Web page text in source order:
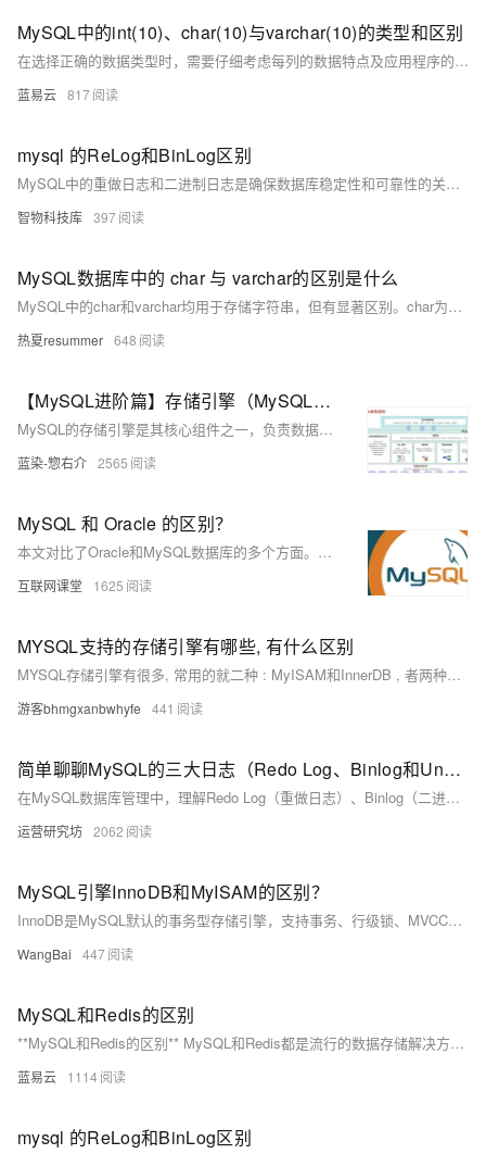
MySQL中的int(10)、char(10)与varchar(10)的类型和区别
在选择正确的数据类型时，需要仔细考虑每列的数据特点及应用程序的使用情况。合理的数据类型选择可以优化存储空间的使用，提高查询速度和数据库的整体性能。
蓝易云 817
mysql 的ReLog和BinLog区别
MySQL中的重做日志和二进制日志是确保数据库稳定性和可靠性的关键组件。重做日志主要用于事务的持久性和原子性，通过记录数据页的物理修改信息来恢复未提交的事务；而二进制日志记录SQL语句的逻辑变化，支持数据复制、恢复和审计。两者在写入时机、存储方式及配置参数等方面存在显著差异。
智物科技库 397
MySQL数据库中的 char 与 varchar的区别是什么
MySQL中的char和varchar均用于存储字符串，但有显著区别。char为定长类型，固定长度，存储空间始终为设定值，适合长度固定的数据如手机号。varchar为变长类型，仅占用实际数据所需空间，适合长度不固定的内容如用户名。二者在性能与空间利用上各有优劣，应根据实际场景合理选择。
热夏resummer 648
【MySQL进阶篇】存储引擎（MySQL体系结构、InnoDB、MyISAM、Memory区别及特点、存储引擎的选择方案）
MySQL的存储引擎是其核心组件之一，负责数据的存储、索引和检索。不同的存储引擎具有不同的功能和特性，可以根据业务需求 选择合适的引擎。本文详细介绍了MySQL体系结构、InnoDB、MyISAM、Memory区别及特点、存储引擎的选择方案。
蓝染-惣右介 2565
MySQL 和 Oracle 的区别？
本文对比了Oracle和MySQL数据库的多个方面。Oracle适用于大型数据库，支持高并发和大访问量，市场占有率为40%，安装占用空间较大，约3G；而MySQL适合中小型应用，是开源免费的，安装仅需152M。两者在主键生成、字符串处理、SQL语句、事务处理等方面存在差异。Oracle功能更为强大，尤其在企业级应用中表现突出，而MySQL则以简单易用见长。
互联网课堂 1625
MYSQL支持的存储引擎有哪些, 有什么区别
MYSQL存储引擎有很多, 常用的就二种 : MyISAM和InnerDB , 者两种存储引擎的区别 ; ● MyISAM支持256TB的数据存储 , InnerDB只支持64TB的数据存储 ● MyISAM 不支持事务 , InnerDB支持事务 ● MyISAM 不支持外键 , InnerDB支持外键
游客bhmgxanbwhyfe 441
简单聊聊MySQL的三大日志（Redo Log、Binlog和Undo Log）各有什么区别
在MySQL数据库管理中，理解Redo Log（重做日志）、Binlog（二进制日志）和Undo Log（回滚日志）至关重要。Redo Log确保数据持久性和崩溃恢复；Binlog用于主从复制和数据恢复，记录逻辑操作；Undo Log支持事务的原子性和隔离性，实现回滚与MVCC。三者协同工作，保障事务ACID特性。文章还详细解析了日志写入流程及可能的异常情况，帮助深入理解数据库日志机制。
运营研究坊 2062
MySQL引擎InnoDB和MyISAM的区别？
InnoDB是MySQL默认的事务型存储引擎，支持事务、行级锁、MVCC、在线热备份等特性，主索引为聚簇索引，适用于高并发、高可靠性的场景。MyISAM设计简单，支持压缩表、空间索引，但不支持事务和行级锁，适合读多写少、不要求事务的场景。
WangBai 447
MySQL和Redis的区别
**MySQL和Redis的区别** MySQL和Redis都是流行的数据存储解决方案，但它们在设计、用途和特性上有显著区别。理解这些区别有助于选择合适的数据库来满足不同的应用需求。本文将详细介绍MySQL和Redis的区别，包括它们的架构、使用场景、性能和其他关键特性。 ### 一、基本概述 **MySQL**： MySQL是一个关系型数据库管理系统（RDBMS），使用结构化查询语言（SQL）进行数据管理。它支持事务、复杂查询和多种存储引擎，广泛应用于各种Web应用、企业系统和数据分析项目。 **Redis**： Redis是一个基于内存的键值数据库，通常被称为NoSQL数
蓝易云 1114
mysql 的ReLog和BinLog区别